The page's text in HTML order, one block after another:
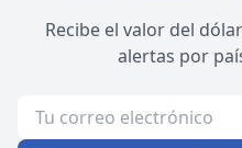
Recibe el valor del
alertas por